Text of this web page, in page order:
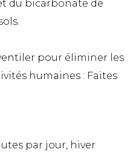
du bicarbonate de
pour éliminer les
humaines : Faites
par jour, hiver